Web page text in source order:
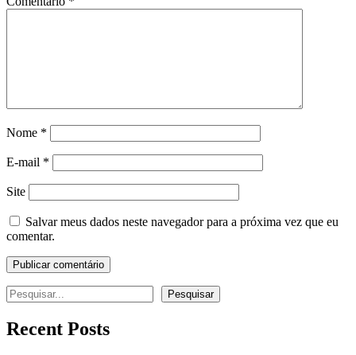
Nome *
E-mail *
Site
Salvar meus dados neste navegador para a próxima vez que eu
comentar.
Pesquisar Pesquisar
Recent Posts